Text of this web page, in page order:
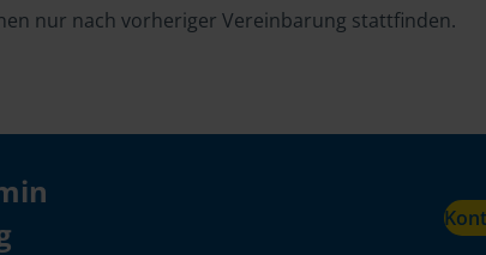
nur nach vorheriger Vereinbarung stattfinden.